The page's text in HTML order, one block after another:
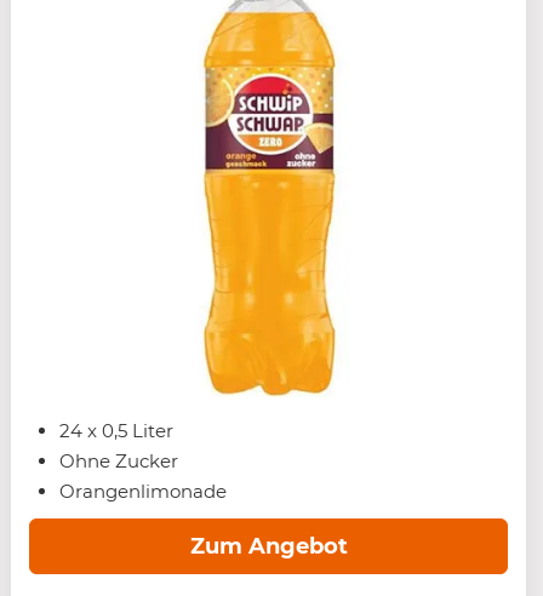
24 x 0,5 Liter
Ohne Zucker
Orangenlimonade
Zum Angebot